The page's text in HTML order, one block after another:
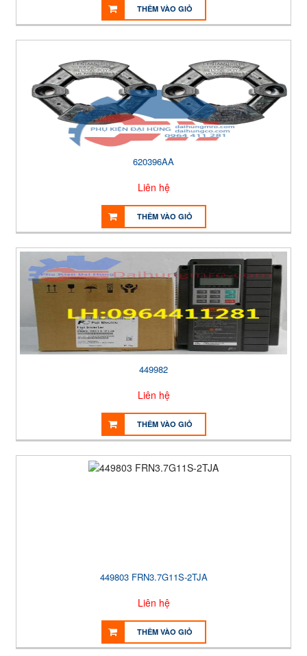
THÊM VÀO GIỎ
620396AA
Liên hệ
THÊM VÀO GIỎ
449982
Liên hệ
THÊM VÀO GIỎ
449803 FRN3.7G11S-2TJA
Liên hệ
THÊM VÀO GIỎ